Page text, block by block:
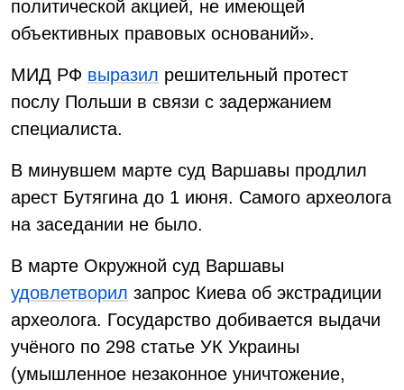
политической акцией, не имеющей
объективных правовых оснований».
МИД РФ выразил решительный протест
послу Польши в связи с задержанием
специалиста.
В минувшем марте суд Варшавы продлил
арест Бутягина до 1 июня. Самого археолога
на заседании не было.
В марте Окружной суд Варшавы
удовлетворил запрос Киева об экстрадиции
археолога. Государство добивается выдачи
учёного по 298 статье УК Украины
(умышленное незаконное уничтожение,